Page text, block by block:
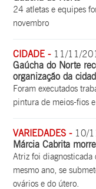
24 atletas e equipes
novembro
CIDADE - 11/11/
Gaúcha do Norte
organização da
Foram executados
pintura de meios-fios
VARIEDADES - 10/
Márcia Cabrita
Atriz foi
mesmo ano, se
ovários e do útero.